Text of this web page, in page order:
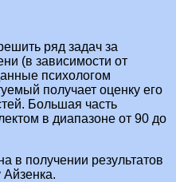
ряд задач за
(в зависимости от
психологом
получает оценку его
Большая часть
в диапазоне от 90 до
в получении результатов
Айзенка.